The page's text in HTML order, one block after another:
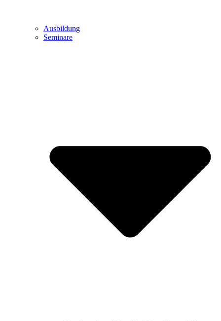
Ausbildung
Seminare